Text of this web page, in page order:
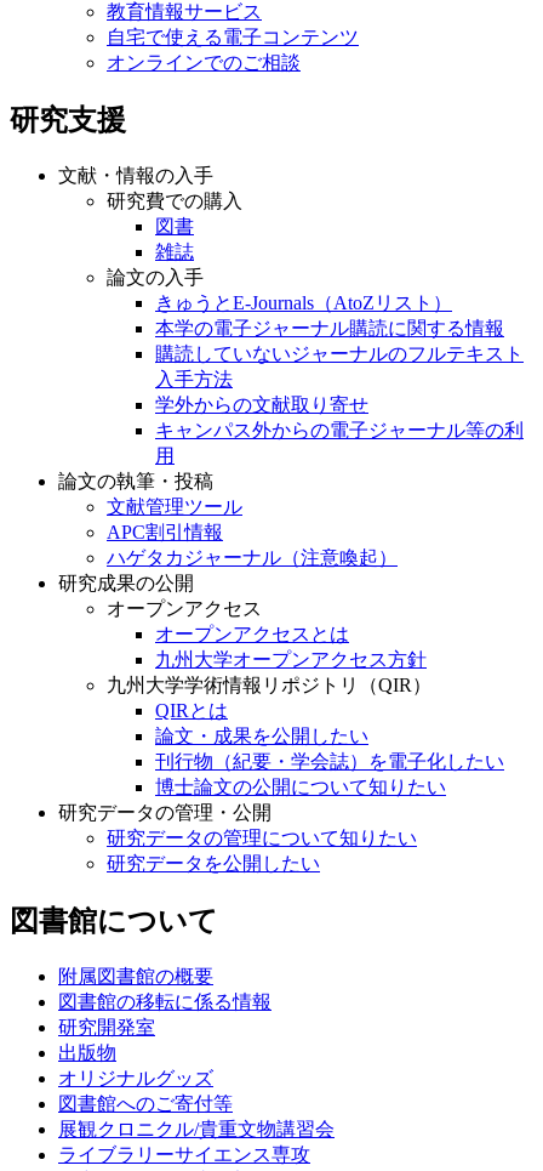
教育情報サービス
自宅で使える電子コンテンツ
オンラインでのご相談
研究支援
文献・情報の入手
研究費での購入
図書
雑誌
論文の入手
きゅうとE-Journals（AtoZリスト）
本学の電子ジャーナル購読に関する情報
購読していないジャーナルのフルテキスト
入手方法
学外からの文献取り寄せ
キャンパス外からの電子ジャーナル等の利
用
論文の執筆・投稿
文献管理ツール
APC割引情報
ハゲタカジャーナル（注意喚起）
研究成果の公開
オープンアクセス
オープンアクセスとは
九州大学オープンアクセス方針
九州大学学術情報リポジトリ（QIR）
QIRとは
論文・成果を公開したい
刊行物（紀要・学会誌）を電子化したい
博士論文の公開について知りたい
研究データの管理・公開
研究データの管理について知りたい
研究データを公開したい
図書館について
附属図書館の概要
図書館の移転に係る情報
研究開発室
出版物
オリジナルグッズ
図書館へのご寄付等
展観クロニクル/貴重文物講習会
ライブラリーサイエンス専攻